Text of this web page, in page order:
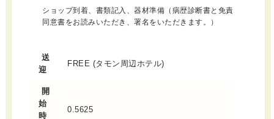
ショップ到着、書類記入、器材準備（病歴診断書と免責
同意書をお読みいただき、署名をいただきます。）
送
迎
FREE (タモン周辺ホテル)
開
始
時
0.5625